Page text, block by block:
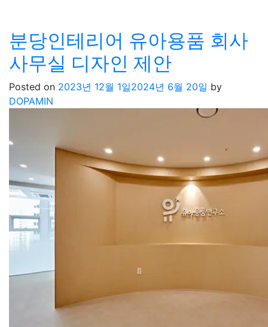
분당인테리어 유아용품 회사
사무실 디자인 제안
Posted on 2023년 12월 1일2024년 6월 20일 by
DOPAMIN